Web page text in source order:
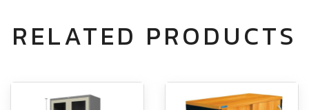
RELATED PRODUCTS